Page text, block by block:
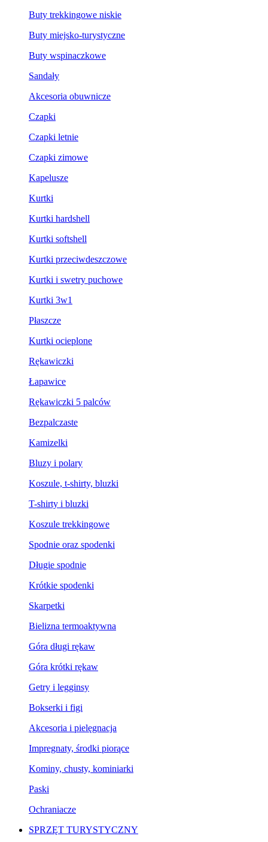
Buty trekkingowe niskie
Buty miejsko-turystyczne
Buty wspinaczkowe
Sandały
Akcesoria obuwnicze
Czapki
Czapki letnie
Czapki zimowe
Kapelusze
Kurtki
Kurtki hardshell
Kurtki softshell
Kurtki przeciwdeszczowe
Kurtki i swetry puchowe
Kurtki 3w1
Płaszcze
Kurtki ocieplone
Rękawiczki
Łapawice
Rękawiczki 5 palców
Bezpalczaste
Kamizelki
Bluzy i polary
Koszule, t-shirty, bluzki
T-shirty i bluzki
Koszule trekkingowe
Spodnie oraz spodenki
Długie spodnie
Krótkie spodenki
Skarpetki
Bielizna termoaktywna
Góra długi rękaw
Góra krótki rękaw
Getry i legginsy
Bokserki i figi
Akcesoria i pielęgnacja
Impregnaty, środki piorące
Kominy, chusty, kominiarki
Paski
Ochraniacze
SPRZĘT TURYSTYCZNY